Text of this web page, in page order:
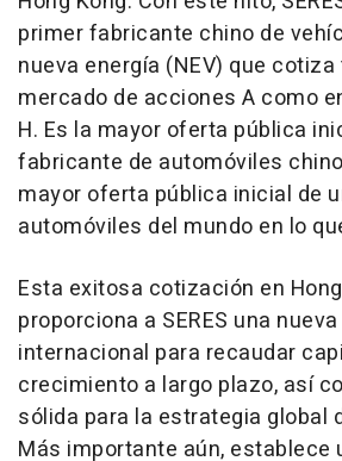
primer fabricante chino de
nueva energía (NEV) que
mercado de acciones A como
H. Es la mayor oferta pública
fabricante de automóviles
mayor oferta pública inicial de
automóviles del mundo en lo
Esta exitosa cotización en
proporciona a SERES una
internacional para recaudar
crecimiento a largo plazo, así
sólida para la estrategia global
Más importante aún, establece